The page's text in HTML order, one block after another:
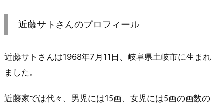
近藤サトさんのプロフィール
近藤サトさんは1968年7月11日、岐阜県土岐市に生まれ
ました。
近藤家では代々、男児には15画、女児には5画の画数の